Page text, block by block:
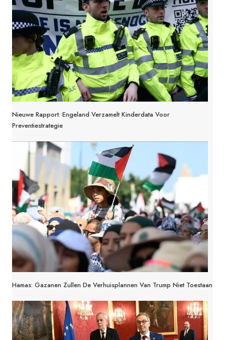
Nieuwe Rapport: Engeland Verzamelt Kinderdata Voor
Preventiestrategie
Hamas: Gazanen Zullen De Verhuisplannen Van Trump Niet Toestaan